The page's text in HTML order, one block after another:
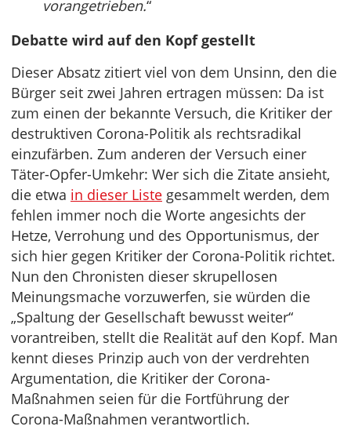
vorangetrieben.“
Debatte wird auf den Kopf gestellt
Dieser Absatz zitiert viel von dem Unsinn, den die
Bürger seit zwei Jahren ertragen müssen: Da ist
zum einen der bekannte Versuch, die Kritiker der
destruktiven Corona-Politik als rechtsradikal
einzufärben. Zum anderen der Versuch einer
Täter-Opfer-Umkehr: Wer sich die Zitate ansieht,
die etwa in dieser Liste gesammelt werden, dem
fehlen immer noch die Worte angesichts der
Hetze, Verrohung und des Opportunismus, der
sich hier gegen Kritiker der Corona-Politik richtet.
Nun den Chronisten dieser skrupellosen
Meinungsmache vorzuwerfen, sie würden die
„Spaltung der Gesellschaft bewusst weiter“
vorantreiben, stellt die Realität auf den Kopf. Man
kennt dieses Prinzip auch von der verdrehten
Argumentation, die Kritiker der Corona-
Maßnahmen seien für die Fortführung der
Corona-Maßnahmen verantwortlich.